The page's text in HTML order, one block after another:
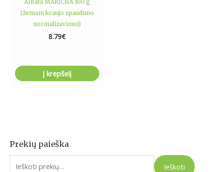
Prekių paieška
I
e
Ieškoti
Arbata MARICHA 100 g
(žemam kraujo spaudimo
normalizavimui)
8.79€
Į krepšelį